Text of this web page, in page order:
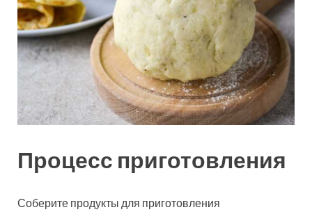
Процесс приготовления
Соберите продукты для приготовления